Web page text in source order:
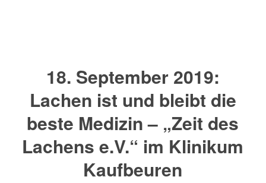
18. September 2019:
Lachen ist und bleibt die
beste Medizin – „Zeit des
Lachens e.V.“ im Klinikum
Kaufbeuren